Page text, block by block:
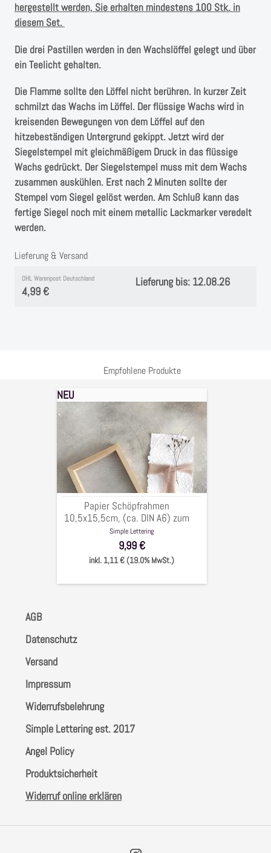
hergestellt werden, Sie erhalten mindestens 100 Stk. in
diesem Set.
Die drei Pastillen werden in den Wachslöffel gelegt und über
ein Teelicht gehalten.
Die Flamme sollte den Löffel nicht berühren. In kurzer Zeit
schmilzt das Wachs im Löffel. Der flüssige Wachs wird in
kreisenden Bewegungen von dem Löffel auf den
hitzebeständigen Untergrund gekippt. Jetzt wird der
Siegelstempel mit gleichmäßigem Druck in das flüssige
Wachs gedrückt. Der Siegelstempel muss mit dem Wachs
zusammen auskühlen. Erst nach 2 Minuten sollte der
Stempel vom Siegel gelöst werden. Am Schluß kann das
fertige Siegel noch mit einem metallic Lackmarker veredelt
werden.
Lieferung & Versand
DHL Warenpost Deutschland
4,99 €
Lieferung bis: 12.08.26
Empfohlene Produkte
Papier
Schöpfrahmen
10,5x15,5cm,
(ca.
DIN
A6)
zum
Aufklappen
NEU
Papier Schöpfrahmen
10,5x15,5cm, (ca. DIN A6) zum
Aufklappen
Simple Lettering
9,99 €
inkl. 1,11 € (19.0% MwSt.)
AGB
Datenschutz
Versand
Impressum
Widerrufsbelehrung
Simple Lettering est. 2017
Angel Policy
Produktsicherheit
Widerruf online erklären